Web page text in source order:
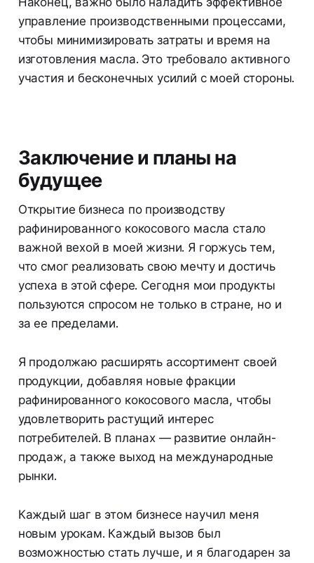
управление производственными процессами,
чтобы минимизировать затраты и время на
изготовления масла. Это требовало активного
участия и бесконечных усилий с моей стороны.
Заключение и планы на
будущее
Открытие бизнеса по производству
рафинированного кокосового масла стало
важной вехой в моей жизни. Я горжусь тем,
что смог реализовать свою мечту и достичь
успеха в этой сфере. Сегодня мои продукты
пользуются спросом не только в стране, но и
за ее пределами.
Я продолжаю расширять ассортимент своей
продукции, добавляя новые фракции
рафинированного кокосового масла, чтобы
удовлетворить растущий интерес
потребителей. В планах — развитие онлайн-
продаж, а также выход на международные
рынки.
Каждый шаг в этом бизнесе научил меня
новым урокам. Каждый вызов был
возможностью стать лучше, и я благодарен за